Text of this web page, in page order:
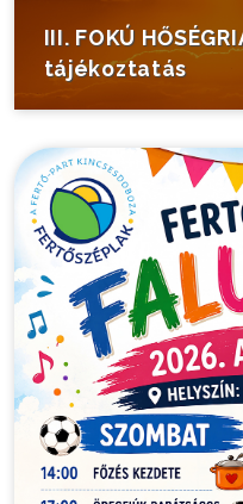
III. FOKÚ
tájékoztatás